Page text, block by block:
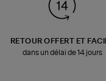
RETOUR OFFERT ET
dans un délai de 14 jours